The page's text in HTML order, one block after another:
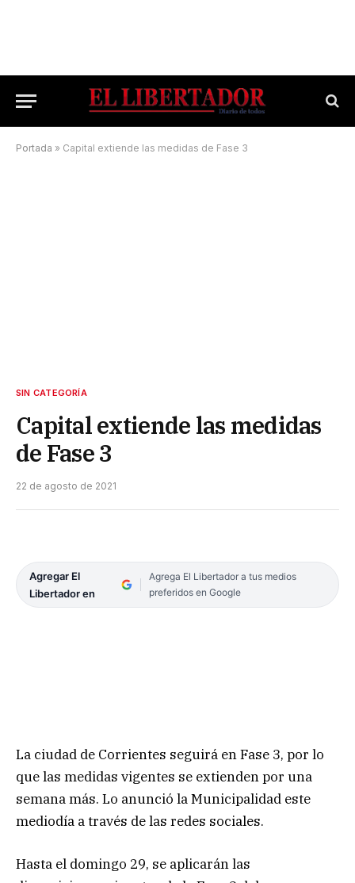
Portada » Capital extiende las medidas de Fase 3
SIN CATEGORÍA
Capital extiende las medidas
de Fase 3
22 de agosto de 2021
Agregar El
Libertador en
Agrega El Libertador a tus medios
preferidos en Google
La ciudad de Corrientes seguirá en Fase 3, por lo
que las medidas vigentes se extienden por una
semana más. Lo anunció la Municipalidad este
mediodía a través de las redes sociales.
Hasta el domingo 29, se aplicarán las